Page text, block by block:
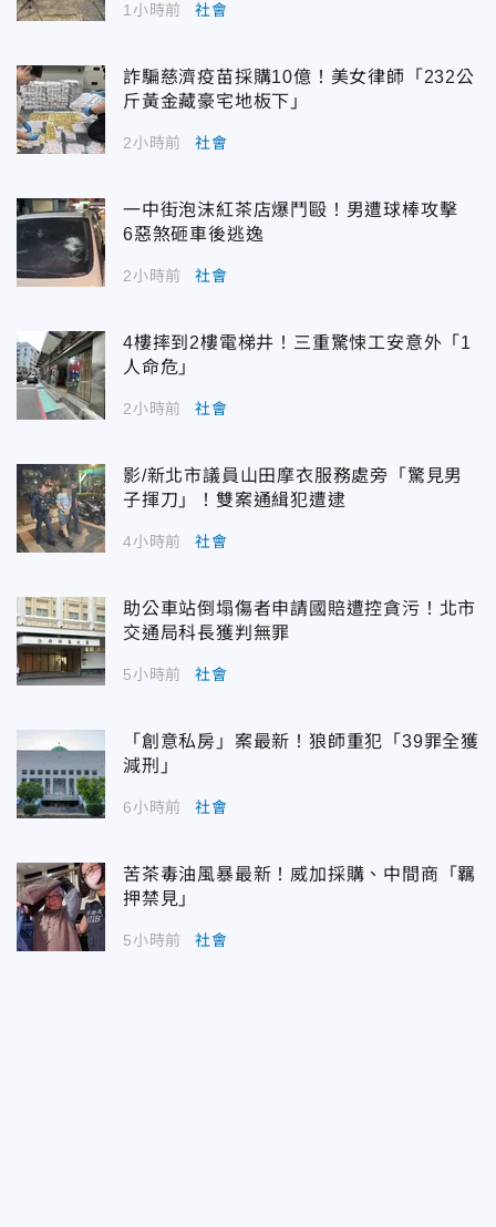
1小時前 社會
詐騙慈濟疫苗採購10億！美女律師「232公
斤黃金藏豪宅地板下」
2小時前 社會
一中街泡沫紅茶店爆鬥毆！男遭球棒攻擊
6惡煞砸車後逃逸
2小時前 社會
4樓摔到2樓電梯井！三重驚悚工安意外「1
人命危」
2小時前 社會
影/新北市議員山田摩衣服務處旁「驚見男
子揮刀」！雙案通緝犯遭逮
4小時前 社會
助公車站倒塌傷者申請國賠遭控貪污！北市
交通局科長獲判無罪
5小時前 社會
「創意私房」案最新！狼師重犯「39罪全獲
減刑」
6小時前 社會
苦茶毒油風暴最新！威加採購、中間商「羈
押禁見」
5小時前 社會